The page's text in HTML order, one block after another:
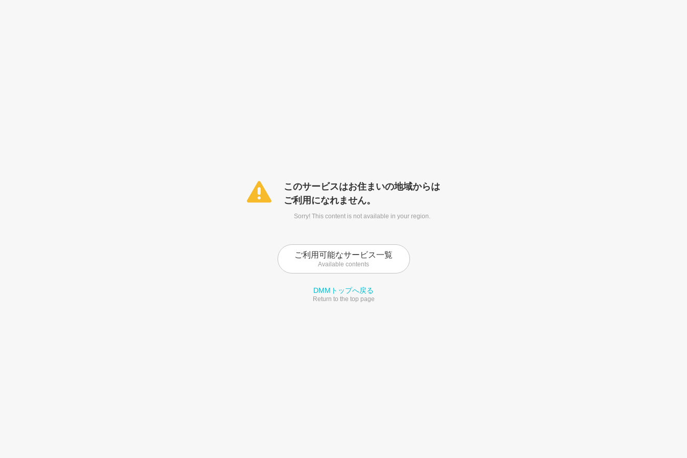
このサービスはお住まいの地域からは
ご利用になれません。
Sorry! This content is not available in your region.
ご利用可能なサービス一覧
Available contents
DMMトップへ戻る
Return to the top page